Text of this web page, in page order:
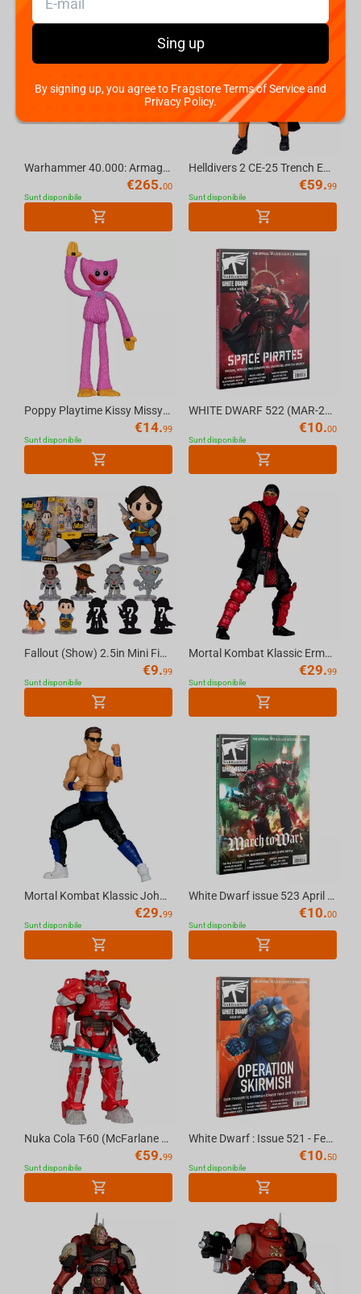
Hearthstone PUBG
Kingdom Come Deliverance II
Clair Obscur: Expedition 33
Magic: The Gathering
Ori și voința șuvițelor
Dota 2
Crash Bandicoot
The Elder Scrolls
Ultimul dintre noi
Chemarea la datorie
Metal răsucit
zeul razboiului Doom
Resident Evil
Court Of The Dead
Dark Souls
Super Mario Minecraft
Poppy Playtime
Helldivers
Warhammer 40.000: Armageddon (English) – Launch Box 11 Edition
€265.00
Sunt disponibile
Helldivers 2 CE-25 Trench Engineer 7in Deluxe Action Figure McFarlane Elite Edition #11
€59.99
Sunt disponibile
Poppy Playtime Kissy Missy 4.5in Bendable Figure McFarlane Toys
€14.99
Sunt disponibile
WHITE DWARF 522 (MAR-26) (ENGLISH) Official Warhammer Magazine
€10.00
Sunt disponibile
Fallout (Show) 2.5in Mini Figure Blind Bag (Series 1) McFarlane Toys
€9.99
Sunt disponibile
Mortal Kombat Klassic Ermac 7in Action Figure McFarlane Toys
€29.99
Sunt disponibile
Mortal Kombat Klassic Johnny Cage 7in Action Figure McFarlane Toys
€29.99
Sunt disponibile
White Dwarf issue 523 April 2026 (English) The Official Warhammer Magazine
€10.00
Sunt disponibile
Nuka Cola T-60 (McFarlane Elite Edition #8) Gold Label 7in Deluxe Action Figure McFar...
€59.99
Sunt disponibile
White Dwarf : Issue 521 - February (2026) Official Warhammer Magazine
€10.50
Sunt disponibile
Sing up
By signing up, you agree to Fragstore Terms of Service and
Privacy Policy.